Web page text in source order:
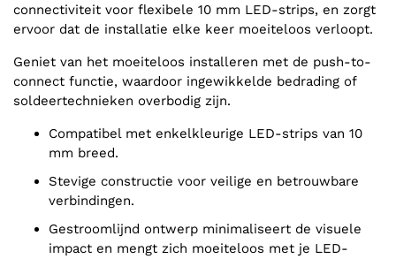
connectiviteit voor flexibele 10 mm LED-strips, en zorgt
ervoor dat de installatie elke keer moeiteloos verloopt.
Geniet van het moeiteloos installeren met de push-to-
connect functie, waardoor ingewikkelde bedrading of
soldeertechnieken overbodig zijn.
Compatibel met enkelkleurige LED-strips van 10
mm breed.
Stevige constructie voor veilige en betrouwbare
verbindingen.
Gestroomlijnd ontwerp minimaliseert de visuele
impact en mengt zich moeiteloos met je LED-